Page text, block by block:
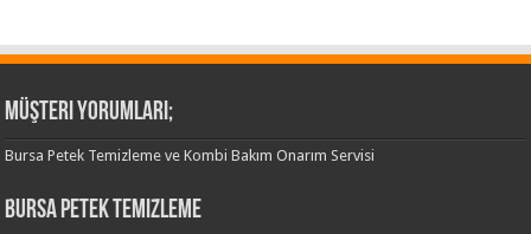
Müşteri Yorumları;
Bursa Petek Temizleme ve Kombi Bakım Onarım Servisi
Bursa Petek Temizleme